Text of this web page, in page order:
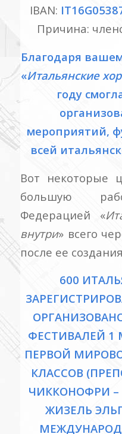
IBAN:
Причина:
Благодаря
«Итальянские
году
мероприятий,
всей
Вот некоторые
большую
Федерацией «
внутри» всего
после ее
600
ФЕСТИВАЛЕЙ
ПЕРВОЙ
КЛАССОВ
ЧИККОНОФРИ –
ЖИЗЕЛЬ